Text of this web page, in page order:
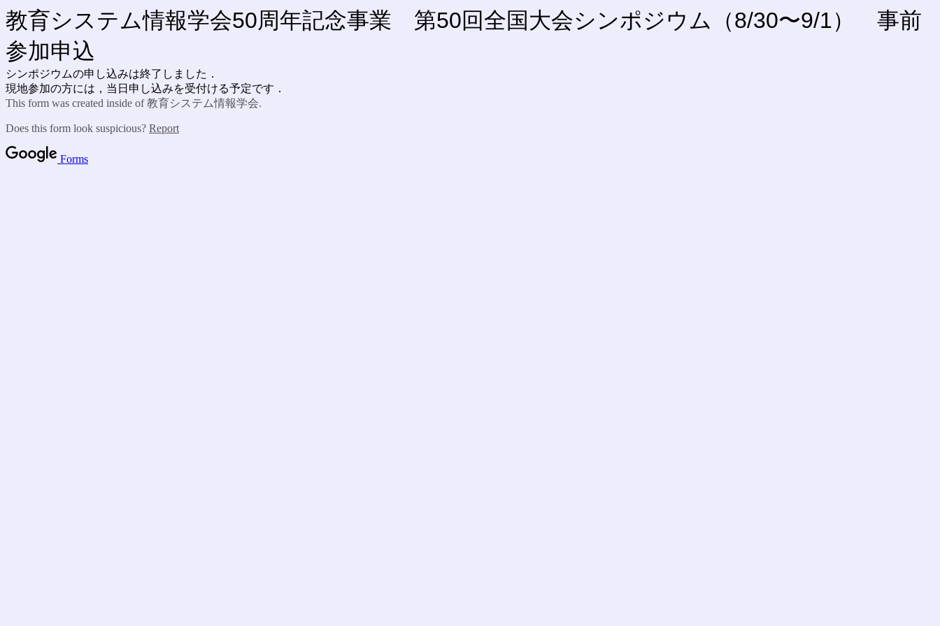
教育システム情報学会50周年記念事業 第50回全国大会シンポジウム（8/30〜9/1） 事前
参加申込
シンポジウムの申し込みは終了しました．
現地参加の方には，当日申し込みを受付ける予定です．
This form was created inside of 教育システム情報学会.
Does this form look suspicious? Report
Forms